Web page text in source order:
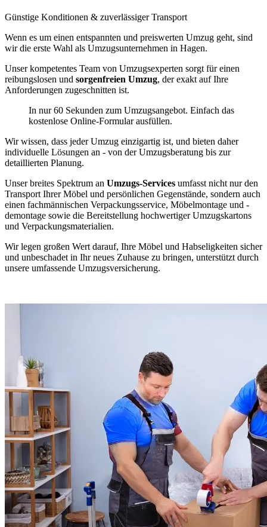
Günstige Konditionen & zuverlässiger Transport
Wenn es um einen entspannten und preiswerten Umzug geht, sind
wir die erste Wahl als Umzugsunternehmen in Hagen.
Unser kompetentes Team von Umzugsexperten sorgt für einen
reibungslosen und sorgenfreien Umzug, der exakt auf Ihre
Anforderungen zugeschnitten ist.
In nur 60 Sekunden zum Umzugsangebot. Einfach das
kostenlose Online-Formular ausfüllen.
Wir wissen, dass jeder Umzug einzigartig ist, und bieten daher
individuelle Lösungen an - von der Umzugsberatung bis zur
detaillierten Planung.
Unser breites Spektrum an Umzugs-Services umfasst nicht nur den
Transport Ihrer Möbel und persönlichen Gegenstände, sondern auch
einen fachmännischen Verpackungsservice, Möbelmontage und -
demontage sowie die Bereitstellung hochwertiger Umzugskartons
und Verpackungsmaterialien.
Wir legen großen Wert darauf, Ihre Möbel und Habseligkeiten sicher
und unbeschadet in Ihr neues Zuhause zu bringen, unterstützt durch
unsere umfassende Umzugsversicherung.